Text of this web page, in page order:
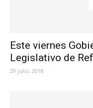
Este viernes
Legislativo de
29 julio, 2018